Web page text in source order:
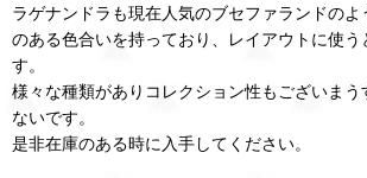
ラゲナンドラも現在人気のブセファランドのよ
のある色合いを持っており、レイアウトに使う
す。
様々な種類がありコレクション性もございま
ないです。
是非在庫のある時に入手してください。